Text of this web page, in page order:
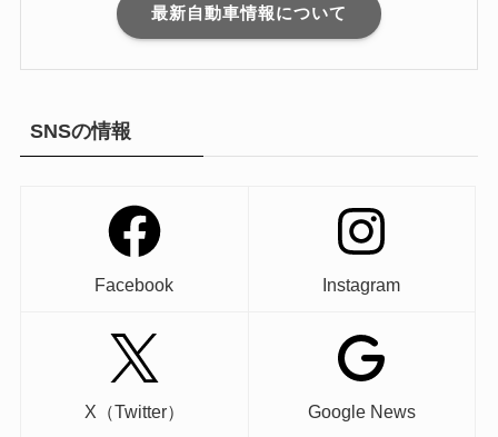
最新自動車情報について
SNSの情報
Facebook Instagram
X（Twitter） Google News